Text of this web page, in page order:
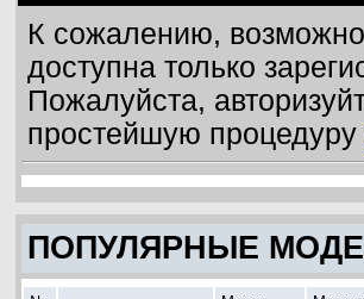
К сожалению,
доступна только
Пожалуйста,
простейшую процедуру
ПОПУЛЯРНЫЕ